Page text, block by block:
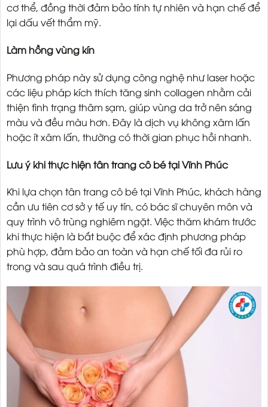
cơ thể, đồng thời đảm bảo tính tự nhiên và hạn chế để
lại dấu vết thẩm mỹ.
Làm hồng vùng kín
Phương pháp này sử dụng công nghệ như laser hoặc
các liệu pháp kích thích tăng sinh collagen nhằm cải
thiện tình trạng thâm sạm, giúp vùng da trở nên sáng
màu và đều màu hơn. Đây là dịch vụ không xâm lấn
hoặc ít xâm lấn, thường có thời gian phục hồi nhanh.
Lưu ý khi thực hiện tân trang cô bé tại Vĩnh Phúc
Khi lựa chọn tân trang cô bé tại Vĩnh Phúc, khách hàng
cần ưu tiên cơ sở y tế uy tín, có bác sĩ chuyên môn và
quy trình vô trùng nghiêm ngặt. Việc thăm khám trước
khi thực hiện là bắt buộc để xác định phương pháp
phù hợp, đảm bảo an toàn và hạn chế tối đa rủi ro
trong và sau quá trình điều trị.